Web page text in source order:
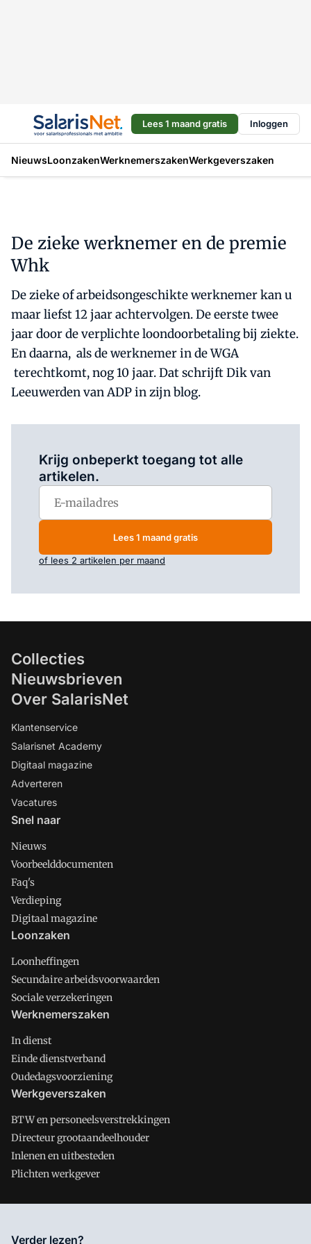
Lees 1 maand gratis Inloggen
NieuwsLoonzakenWerknemerszakenWerkgeverszaken
De zieke werknemer en de premie
Whk
De zieke of arbeidsongeschikte werknemer kan u
maar liefst 12 jaar achtervolgen. De eerste twee
jaar door de verplichte loondoorbetaling bij ziekte.
En daarna, als de werknemer in de WGA
terechtkomt, nog 10 jaar. Dat schrijft Dik van
Leeuwerden van ADP in zijn blog.
Krijg onbeperkt toegang tot alle
artikelen.
Lees 1 maand gratis
of lees 2 artikelen per maand
Collecties
Nieuwsbrieven
Over SalarisNet
Klantenservice
Salarisnet Academy
Digitaal magazine
Adverteren
Vacatures
Snel naar
Nieuws
Voorbeelddocumenten
Faq's
Verdieping
Digitaal magazine
Loonzaken
Loonheffingen
Secundaire arbeidsvoorwaarden
Sociale verzekeringen
Werknemerszaken
In dienst
Einde dienstverband
Oudedagsvoorziening
Werkgeverszaken
BTW en personeelsverstrekkingen
Directeur grootaandeelhouder
Inlenen en uitbesteden
Plichten werkgever
Salarisnet is onderdeel van VMN media. Lees in
Verder lezen?